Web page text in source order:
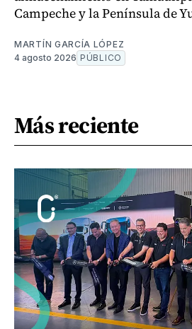
Campeche y la Península de
MARTÍN GARCÍA LÓPEZ
4 agosto 2026 PÚBLICO
Más reciente